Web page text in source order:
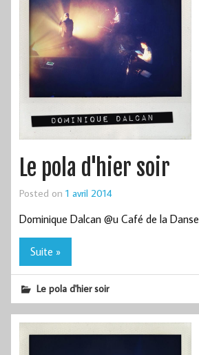
Le pola d'hier soir
Posted on 1 avril 2014
Dominique Dalcan @u Café de la Danse
Suite »
Le pola d'hier soir